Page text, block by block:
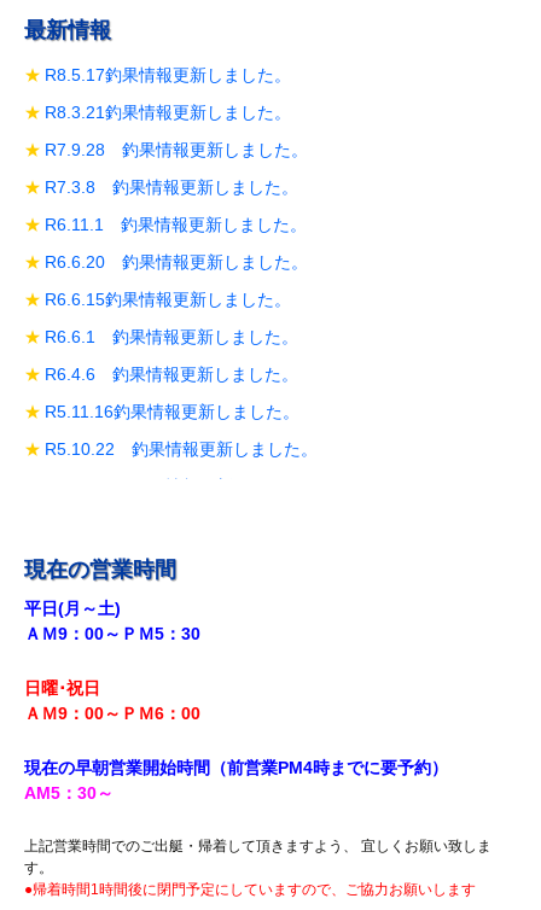
最新情報
R8.5.17釣果情報更新しました。
R8.3.21釣果情報更新しました。
R7.9.28 釣果情報更新しました。
R7.3.8 釣果情報更新しました。
R6.11.1 釣果情報更新しました。
R6.6.20 釣果情報更新しました。
R6.6.15釣果情報更新しました。
R6.6.1 釣果情報更新しました。
R6.4.6 釣果情報更新しました。
R5.11.16釣果情報更新しました。
R5.10.22 釣果情報更新しました。
R5.9.28 釣果情報更新しました。
R5.9.18釣果情報更新しました。
R5.8.12 釣果情報更新しました。
R5.7.29 釣果情報更新しました。
R5.7.27 釣果情報更新しました。
R5.7.16 釣果情報更新しました。
R5.7.3 釣果情報更新しました。
現在の営業時間
平日(月～土)
ＡＭ9：00～ＰＭ5：30
日曜･祝日
ＡＭ9：00～ＰＭ6 ：00
現在の早朝営業開始時間（前営業PM4時までに要予約）
AM5 ：30～
上記営業時間でのご出艇・帰着して頂きますよう、 宜しくお願い致しま
す。
●帰着時間1時間後に閉門予定にしていますので、ご協力お願いします